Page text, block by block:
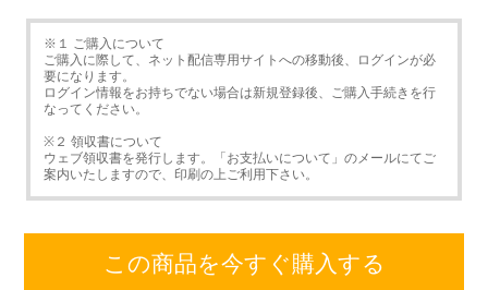
※１ ご購入について
ご購入に際して、ネット配信専用サイトへの移動後、ログインが必
要になります。
ログイン情報をお持ちでない場合は新規登録後、ご購入手続きを行
なってください。
※２ 領収書について
ウェブ領収書を発行します。「お支払いについて」のメールにてご
案内いたしますので、印刷の上ご利用下さい。
この商品を今すぐ購入する